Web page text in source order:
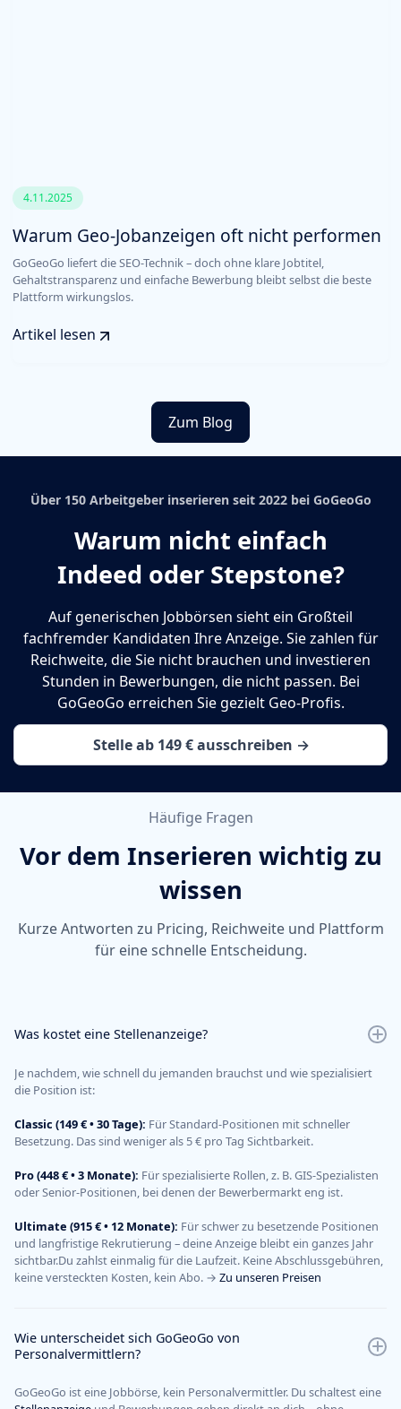
4.11.2025
Warum Geo-Jobanzeigen oft nicht performen
GoGeoGo liefert die SEO-Technik – doch ohne klare Jobtitel,
Gehaltstransparenz und einfache Bewerbung bleibt selbst die beste
Plattform wirkungslos.
Artikel lesen
Zum Blog
Über 150 Arbeitgeber inserieren seit 2022 bei GoGeoGo
Warum nicht einfach
Indeed oder Stepstone?
Auf generischen Jobbörsen sieht ein Großteil
fachfremder Kandidaten Ihre Anzeige. Sie zahlen für
Reichweite, die Sie nicht brauchen und investieren
Stunden in Bewerbungen, die nicht passen. Bei
GoGeoGo erreichen Sie gezielt Geo-Profis.
Stelle ab 149 € ausschreiben →
Häufige Fragen
Vor dem Inserieren wichtig zu
wissen
Kurze Antworten zu Pricing, Reichweite und Plattform
für eine schnelle Entscheidung.
Was kostet eine Stellenanzeige?
Je nachdem, wie schnell du jemanden brauchst und wie spezialisiert
die Position ist:
Classic (149 € • 30 Tage): Für Standard-Positionen mit schneller
Besetzung. Das sind weniger als 5 € pro Tag Sichtbarkeit.
Pro (448 € • 3 Monate): Für spezialisierte Rollen, z. B. GIS-Spezialisten
oder Senior-Positionen, bei denen der Bewerbermarkt eng ist.
Ultimate (915 € • 12 Monate): Für schwer zu besetzende Positionen
und langfristige Rekrutierung – deine Anzeige bleibt ein ganzes Jahr
sichtbar.Du zahlst einmalig für die Laufzeit. Keine Abschlussgebühren,
keine versteckten Kosten, kein Abo. → Zu unseren Preisen
Wie unterscheidet sich GoGeoGo von
Personalvermittlern?
GoGeoGo ist eine Jobbörse, kein Personalvermittler. Du schaltest eine